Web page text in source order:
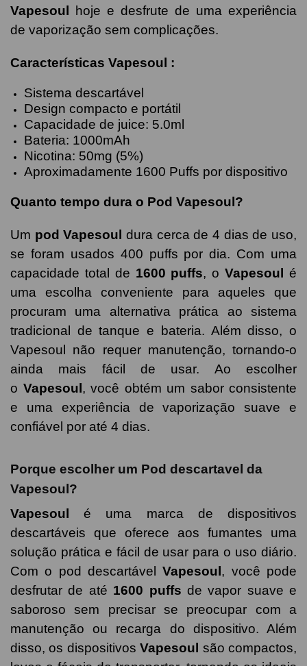
Vapesoul
hoje e desfrute de uma experiência
de vaporização sem complicações.
Características Vapesoul :
Sistema descartável
Design compacto e portátil
Capacidade de juice: 5.0ml
Bateria: 1000mAh
Nicotina: 50mg (5%)
Aproximadamente 1600 Puffs por dispositivo
Quanto tempo dura o Pod Vapesoul?
Um pod Vapesoul dura cerca de 4 dias de uso,
se foram usados 400 puffs por dia. Com uma
capacidade total de 1600 puffs, oVapesoul é
uma escolha conveniente para aqueles que
procuram uma alternativa prática ao sistema
tradicional de tanque e bateria. Além disso, o
Vapesoul não requer manutenção, tornando-o
ainda mais fácil de usar. Ao escolher
o Vapesoul, você obtém um sabor consistente
e uma experiência de vaporização suave e
confiável por até 4 dias.
Porque escolher um Pod descartavel da
Vapesoul?
Vapesoul é uma marca de dispositivos
descartáveis que oferece aos fumantes uma
solução prática e fácil de usar para o uso diário.
Com o pod descartávelVapesoul, você pode
desfrutar de até 1600 puffs de vapor suave e
saboroso sem precisar se preocupar com a
manutenção ou recarga do dispositivo. Além
disso, os dispositivosVapesoul são compactos,